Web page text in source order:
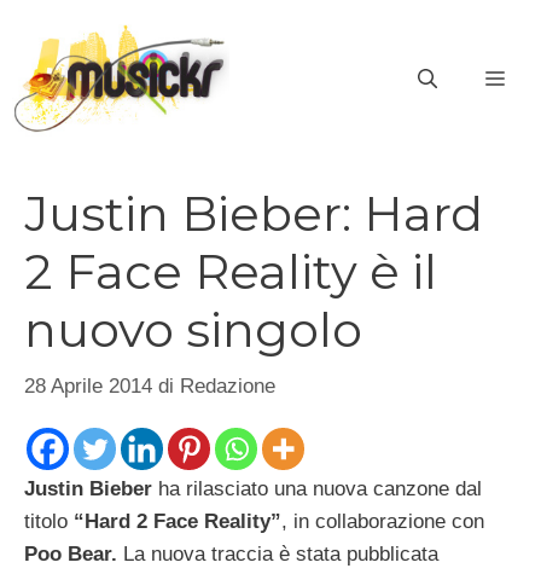
contenuto
Justin Bieber: Hard
2 Face Reality è il
nuovo singolo
28 Aprile 2014 di Redazione
Justin Bieber ha rilasciato una nuova canzone dal
titolo “Hard 2 Face Reality”, in collaborazione con
Poo Bear. La nuova traccia è stata pubblicata